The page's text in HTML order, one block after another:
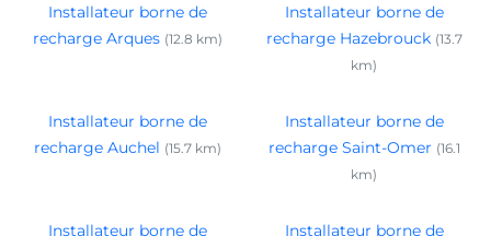
Installateur borne de
recharge Arques (12.8 km)
Installateur borne de
recharge Hazebrouck (13.7
km)
Installateur borne de
recharge Auchel (15.7 km)
Installateur borne de
recharge Saint-Omer (16.1
km)
Installateur borne de
Installateur borne de